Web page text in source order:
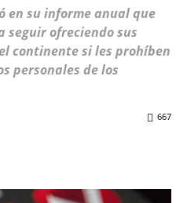
en su informe anual que
seguir ofreciendo sus
continente si les prohíben
personales de los
667